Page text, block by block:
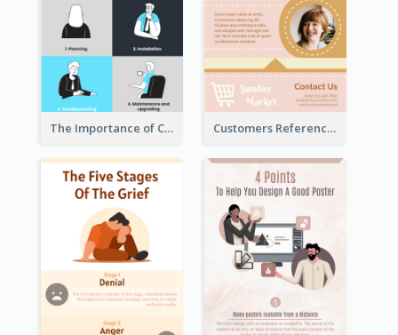
The Importance of Customer Service Infographic Customers Reference Infographic